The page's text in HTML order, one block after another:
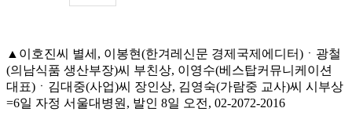
▲이호진씨 별세, 이봉현(한겨레신문 경제국제에디터)ㆍ광철
(의남식품 생산부장)씨 부친상, 이영수(베스탑커뮤니케이션
대표)ㆍ김대중(사업)씨 장인상, 김영숙(가람중 교사)씨 시부상
=6일 자정 서울대병원, 발인 8일 오전, 02-2072-2016